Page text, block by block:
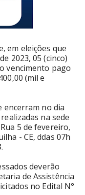
em eleições que
2023, 05 (cinco)
vencimento pago
(mil e
encerram no dia
na sede
5 de fevereiro,
- CE, ddas 07h
deverão
de Assistência
no Edital N°